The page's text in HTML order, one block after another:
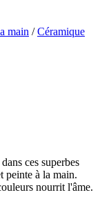
main /Céramique
ces superbes
peinte à la main.
nourrit l'âme.